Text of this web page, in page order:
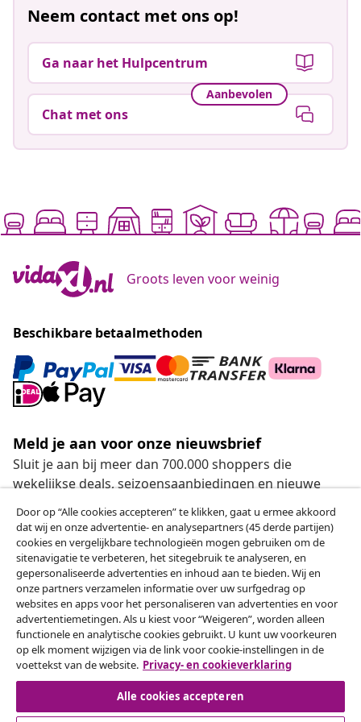
Neem contact met ons op!
Ga naar het Hulpcentrum
Aanbevolen
Chat met ons
Groots leven voor weinig
Beschikbare betaalmethoden
Meld je aan voor onze nieuwsbrief
Sluit je aan bij meer dan 700.000 shoppers die
wekelijkse deals, seizoensaanbiedingen en nieuwe
Onze sociale media
Herroeping van de overeenkomst
Een annulering voor je bestelling indienen
Herroeping van de overeenkomst
Door op “Alle cookies accepteren” te klikken, gaat u ermee akkoord
dat wij en onze advertentie- en analysepartners (45 derde partijen)
cookies en vergelijkbare technologieën mogen gebruiken om de
sitenavigatie te verbeteren, het sitegebruik te analyseren, en
gepersonaliseerde advertenties en inhoud aan te bieden. Wij en
onze partners verzamelen informatie over uw surfgedrag op
websites en apps voor het personaliseren van advertenties en voor
advertentiemetingen. Als u kiest voor “Weigeren”, worden alleen
functionele en analytische cookies gebruikt. U kunt uw voorkeuren
op elk moment wijzigen via de link voor cookie-instellingen in de
voettekst van de website. Privacy- en cookieverklaring
Alle cookies accepteren